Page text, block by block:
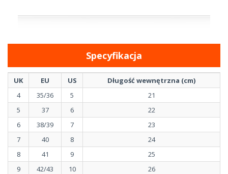
Specyfikacja
UK EU US
Długość wewnętrzna (cm)
4
35/36 5
21
5
37 6
22
6
38/39 7
23
7
40 8
24
8
41 9
25
9
42/43 10
26